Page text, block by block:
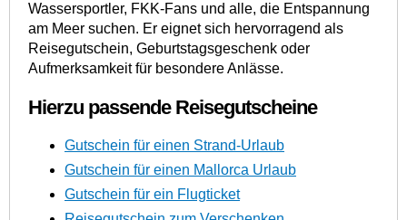
Wassersportler, FKK-Fans und alle, die Entspannung
am Meer suchen. Er eignet sich hervorragend als
Reisegutschein, Geburtstagsgeschenk oder
Aufmerksamkeit für besondere Anlässe.
Hierzu passende Reisegutscheine
Gutschein für einen Strand-Urlaub
Gutschein für einen Mallorca Urlaub
Gutschein für ein Flugticket